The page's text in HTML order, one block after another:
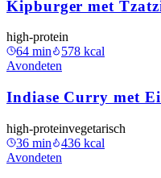
Kipburger met
high-protein
64 min 578 kcal
Avondeten
Indiase Curry met
high-proteinvegetarisch
36 min 436 kcal
Avondeten